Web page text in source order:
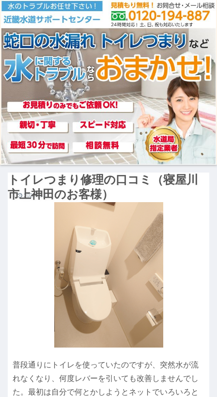
トイレつまり修理の口コミ（寝屋川
市上神田のお客様）
2025.05.17
普段通りにトイレを使っていたのですが、突然水が流
れなくなり、何度レバーを引いても改善しませんでし
た。最初は自分で何とかしようとネットでいろいろと